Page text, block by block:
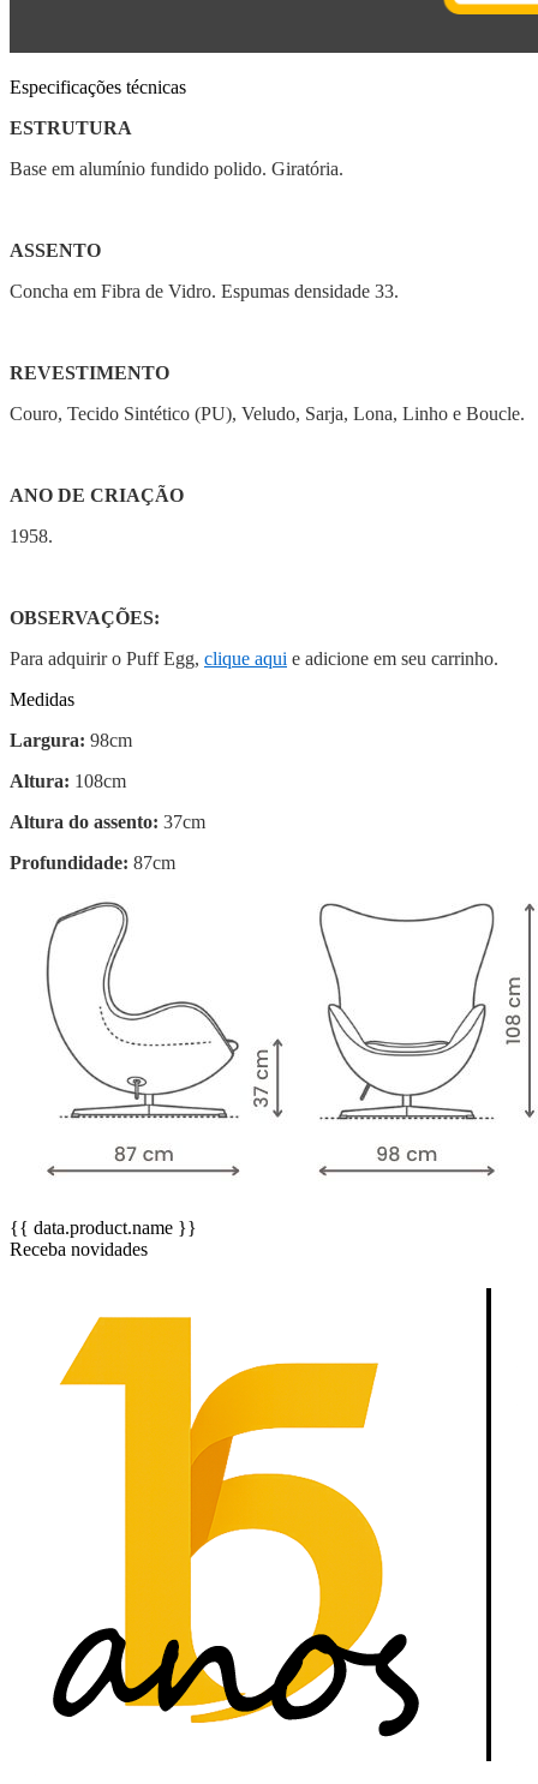
Especificações técnicas
ESTRUTURA
Base em alumínio fundido polido. Giratória.
ASSENTO
Concha em Fibra de Vidro. Espumas densidade 33.
REVESTIMENTO
Couro, Tecido Sintético (PU), Veludo, Sarja, Lona, Linho e Boucle.
ANO DE CRIAÇÃO
1958.
OBSERVAÇÕES:
Para adquirir o Puff Egg, clique aqui e adicione em seu carrinho.
Medidas
Largura: 98cm
Altura: 108cm
Altura do assento: 37cm
Profundidade: 87cm
{{ data.product.name }}
Receba novidades